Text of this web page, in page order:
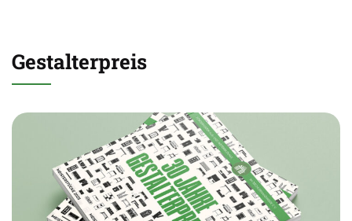
Gestalterpreis